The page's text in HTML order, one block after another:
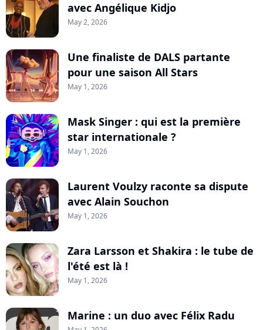
avec Angélique Kidjo
May 2, 2026
Une finaliste de DALS partante
pour une saison All Stars
May 1, 2026
Mask Singer : qui est la première
star internationale ?
May 1, 2026
Laurent Voulzy raconte sa dispute
avec Alain Souchon
May 1, 2026
Zara Larsson et Shakira : le tube de
l'été est là !
May 1, 2026
Marine : un duo avec Félix Radu